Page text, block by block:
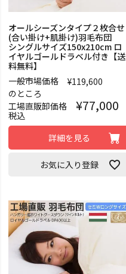
オールシーズンタイプ２枚合せ
(合い掛け+肌掛け)羽毛布団
シングルサイズ150x210cm ロ
イヤルゴールドラベル付き【送
料無料】
一般市場価格
¥119,600
のところ
工場直販卸価格
¥77,000
税込
詳細を見る
お気に入り登録